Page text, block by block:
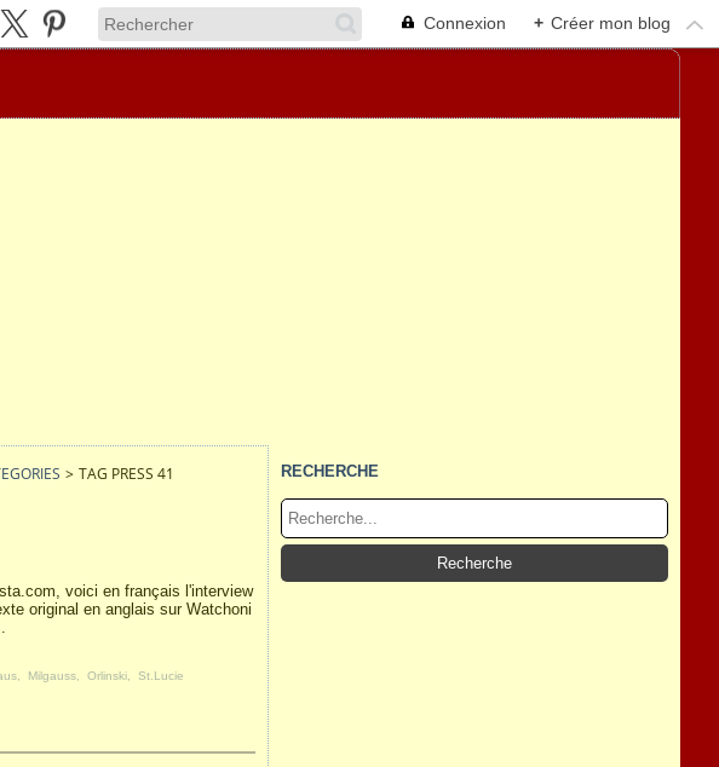
Connexion + Créer mon blog
> TAG PRESS 41
voici en français l'interview
original en anglais sur Watchoni
Milgauss Orlinski St.Lucie
RECHERCHE